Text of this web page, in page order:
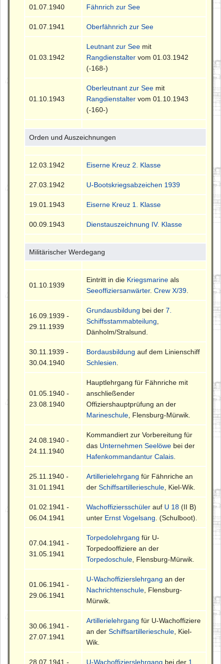
01.07.1940 Fähnrich zur See
01.07.1941 Oberfähnrich zur See
01.03.1942
Leutnant zur See mit
Rangdienstalter vom 01.03.1942
(-168-)
01.10.1943
Oberleutnant zur See mit
Rangdienstalter vom 01.10.1943
(-160-)
Orden und Auszeichnungen
12.03.1942 Eiserne Kreuz 2. Klasse
27.03.1942 U-Bootskriegsabzeichen 1939
19.01.1943 Eiserne Kreuz 1. Klasse
00.09.1943 Dienstauszeichnung IV. Klasse
Militärischer Werdegang
01.10.1939
Eintritt in die Kriegsmarine als
Seeoffiziersanwärter.Crew X/39
16.09.1939 -
29.11.1939
Grundausbildung bei der7.
Schiffsstammabteilung
Dänholm/Stralsund.
30.11.1939 -
30.04.1940
Bordausbildung auf dem Linienschiff
Schlesien
01.05.1940 -
23.08.1940
Hauptlehrgang für Fähnriche mit
anschließender
Offiziershauptprüfung an der
Marineschule , Flensburg-Mürwik.
24.08.1940 -
24.11.1940
Kommandiert zur Vorbereitung für
das Unternehmen Seelöwe bei der
Hafenkommandantur Calais
25.11.1940 -
31.01.1941
Artillerielehrgang für Fähnriche an
derSchiffsartillerieschule , Kiel-Wik.
01.02.1941 -
06.04.1941
Wachoffiziersschüler auf U 18 (II B)
unter Ernst Vogelsang . (Schulboot).
07.04.1941 -
31.05.1941
Torpedolehrgang für U-
Torpedooffiziere an der
Torpedoschule , Flensburg-Mürwik.
01.06.1941 -
29.06.1941
U-Wachoffizierslehrgang an der
Nachrichtenschule , Flensburg-
Mürwik.
30.06.1941 -
27.07.1941
Artillerielehrgang für U-Wachoffiziere
an derSchiffsartillerieschule , Kiel-
Wik.
28.07.1941 - U-Wachoffizierslehrgang bei der 1.